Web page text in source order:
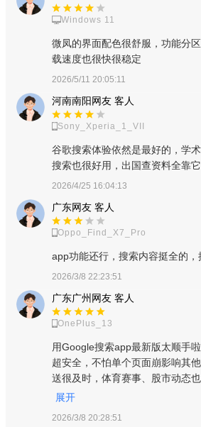
在Advance模块下方找到Languages(
Windows 11
微凤的界面配色很舒服，功能分
载速度也很快很稳定
2026/5/11 20:05:11
河南南阳网友 客人
Sony_Xperia_1_VII
谷歌搜索体验依然是最好的，学
搜索也很好用，出国查资料全靠它
2026/4/25 16:04:13
广东网友 客人
Oppo_Find_X7_Pro
app功能还行，搜索内容挺全的，
2026/3/8 22:23:51
广东广州网友 客人
OnePlus_13
用Google搜索app最新版太顺手
超安全，不怕单个页面崩影响其
送很及时，体育赛事、股市动态
结果精准又全面，切换中文步骤
展开
2026/3/8 20:28:51